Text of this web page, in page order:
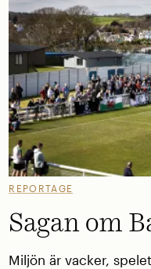
REPORTAGE
Sagan om
Miljön är vacker,